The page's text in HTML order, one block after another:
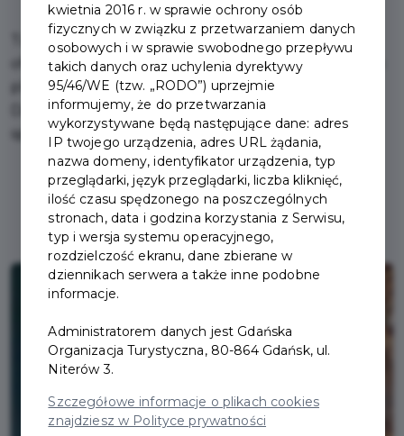
Ta urocza wyspa, oddzielona od zgiełku miasta,
oferuje spokój i harmonię w otoczeniu dziewiczych
plaż, rozległych lasów i niezwykłych ekosystemów.
Daj się porwać do świata, gdzie Morze Bałtyckie
spotyka się z bujnymi terenami przybrzeżnymi.
kwietnia 2016 r. w sprawie ochrony osób
fizycznych w związku z przetwarzaniem danych
osobowych i w sprawie swobodnego przepływu
takich danych oraz uchylenia dyrektywy
95/46/WE (tzw. „RODO”) uprzejmie
informujemy, że do przetwarzania
wykorzystywane będą następujące dane: adres
IP twojego urządzenia, adres URL żądania,
nazwa domeny, identyfikator urządzenia, typ
przeglądarki, język przeglądarki, liczba kliknięć,
ilość czasu spędzonego na poszczególnych
stronach, data i godzina korzystania z Serwisu,
typ i wersja systemu operacyjnego,
rozdzielczość ekranu, dane zbierane w
dziennikach serwera a także inne podobne
informacje.
Administratorem danych jest Gdańska
Organizacja Turystyczna, 80-864 Gdańsk, ul.
Niterów 3.
Szczegółowe informacje o plikach cookies
znajdziesz w Polityce prywatności